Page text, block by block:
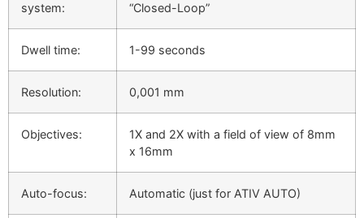
system:
“Closed-Loop”
Dwell time: 1-99 seconds
Resolution: 0,001 mm
Objectives:
1X and 2X with a field of view of 8mm
x 16mm
Auto-focus: Automatic (just for ATIV AUTO)